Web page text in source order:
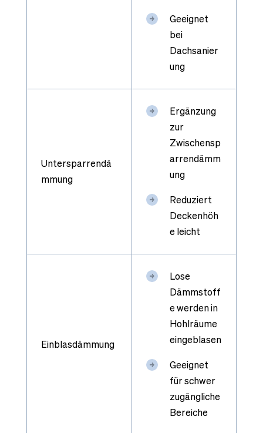
Geeignet
bei
Dachsanier
ung
Untersparrendä
mmung
Ergänzung
zur
Zwischensp
arrendämm
ung
Reduziert
Deckenhöh
e leicht
Einblasdämmung
Lose
Dämmstoff
e werden in
Hohlräume
eingeblasen
Geeignet
für schwer
zugängliche
Bereiche